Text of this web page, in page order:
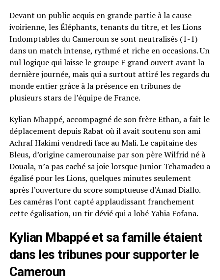
Devant un public acquis en grande partie à la cause
ivoirienne, les Éléphants, tenants du titre, et les Lions
Indomptables du Cameroun se sont neutralisés (1-1)
dans un match intense, rythmé et riche en occasions. Un
nul logique qui laisse le groupe F grand ouvert avant la
dernière journée, mais qui a surtout attiré les regards du
monde entier grâce à la présence en tribunes de
plusieurs stars de l’équipe de France.
Kylian Mbappé, accompagné de son frère Ethan, a fait le
déplacement depuis Rabat où il avait soutenu son ami
Achraf Hakimi vendredi face au Mali. Le capitaine des
Bleus, d’origine camerounaise par son père Wilfrid né à
Douala, n’a pas caché sa joie lorsque Junior Tchamadeu a
égalisé pour les Lions, quelques minutes seulement
après l’ouverture du score somptueuse d’Amad Diallo.
Les caméras l’ont capté applaudissant franchement
cette égalisation, un tir dévié qui a lobé Yahia Fofana.
Kylian Mbappé et sa famille étaient
dans les tribunes pour supporter le
Cameroun